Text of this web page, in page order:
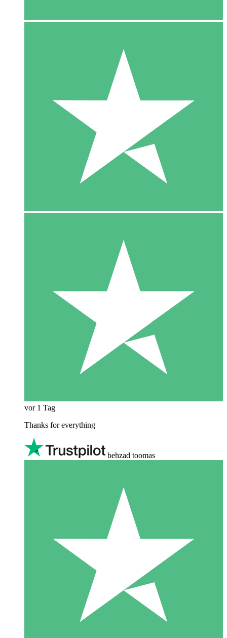
vor 1 Tag
Thanks for everything
behzad toomas